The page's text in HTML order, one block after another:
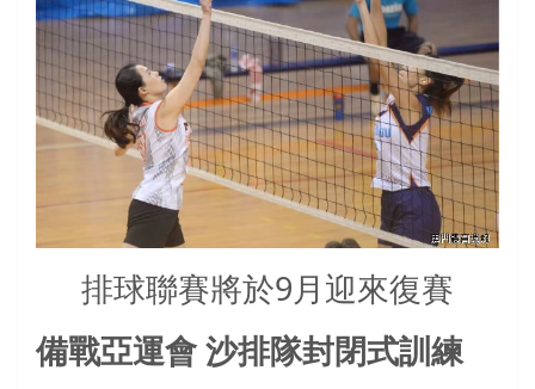
排球聯賽將於9月迎來復賽
備戰亞運會沙排隊封閉式訓練